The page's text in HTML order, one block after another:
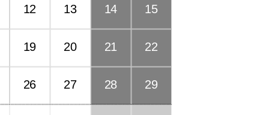
12 13 14 15
19 20 21 22
26 27 28 29